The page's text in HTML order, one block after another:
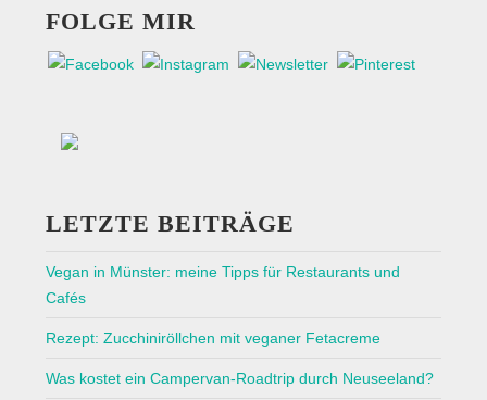
FOLGE MIR
LETZTE BEITRÄGE
Vegan in Münster: meine Tipps für Restaurants und
Cafés
Rezept: Zucchiniröllchen mit veganer Fetacreme
Was kostet ein Campervan-Roadtrip durch Neuseeland?